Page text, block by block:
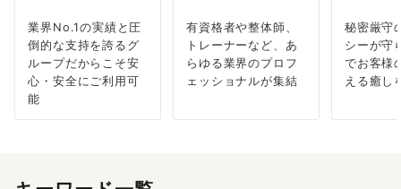
業界No.1の実績と圧
倒的な支持を誇るグ
ループだからこそ安
心・安全にご利用可
能
有資格者や整体師、
トレーナーなど、あ
らゆる業界のプロフ
ェッショナルが集結
秘密厳守
シーが守
でお客様
える癒し